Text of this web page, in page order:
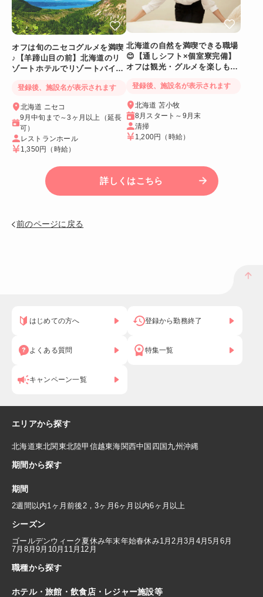
オフは旬のニセコグルメを満喫
♪【羊蹄山目の前】北海道のリ
ゾートホテルでリゾートバイト
登録後、施設名が表示されます
北海道 ニセコ
9月中旬まで～3ヶ月以上（延長
可）
レストランホール
1,350円 （時給）
北海道の自然を満喫できる職場
😊【通しシフト×個室寮完備】
オフは観光・グルメを楽しも
登録後、施設名が表示されます
北海道 苫小牧
8月スタート～9月末
清掃
1,200円 （時給）
詳しくはこちら
前のページに戻る
はじめての方へ 登録から勤務終了
よくある質問 特集一覧
キャンペーン一覧
エリアから探す
北海道東北関東北陸甲信越東海関西中国 四国九州沖縄
期間から探す
期間
2週間以内1ヶ月前後 2，3ヶ月 6ヶ月以内6ヶ月以上
シーズン
ゴールデンウィーク 夏休み年末年始春休み1月 2月3月 4月5月 6月
7月 8月9月 10月 11月 12月
職種から探す
ホテル・旅館・飲食店・レジャー施設等